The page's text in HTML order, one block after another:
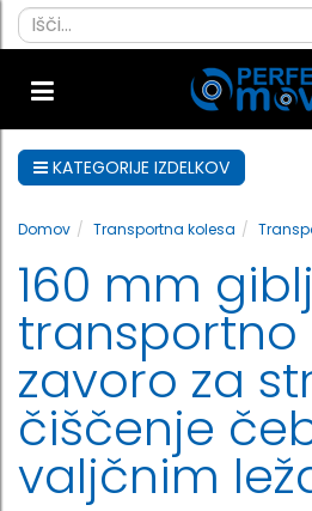
KATEGORIJE IZDELKOV
Domov Transportna kolesa
160 mm
transportno
zavoro za
čiščenje
valjčnim